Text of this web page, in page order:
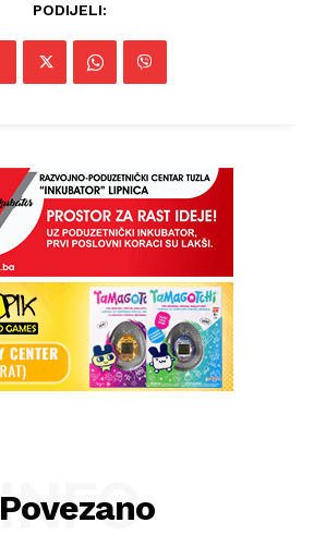
PODIJELI:
Povezano
INFO